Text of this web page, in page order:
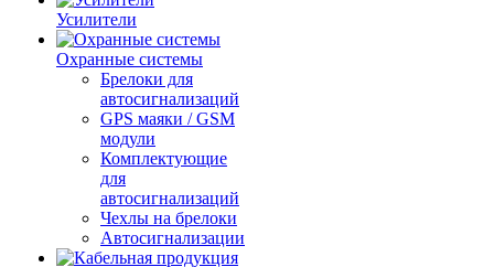
Усилители
Охранные системы
Брелоки для
автосигнализаций
GPS маяки / GSM
модули
Комплектующие
для
автосигнализаций
Чехлы на брелоки
Автосигнализации